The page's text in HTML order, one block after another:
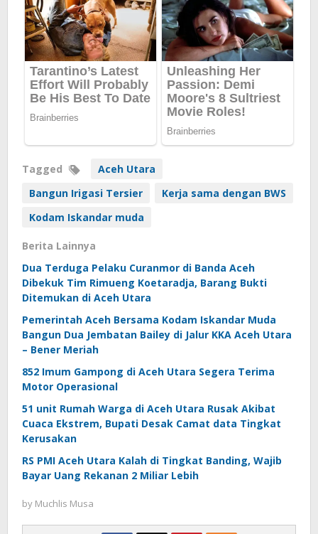
Tagged
Aceh Utara
Bangun Irigasi Tersier
Kerja sama dengan BWS
Kodam Iskandar muda
Berita Lainnya
Dua Terduga Pelaku Curanmor di Banda Aceh
Dibekuk Tim Rimueng Koetaradja, Barang Bukti
Ditemukan di Aceh Utara
Pemerintah Aceh Bersama Kodam Iskandar Muda
Bangun Dua Jembatan Bailey di Jalur KKA Aceh Utara
– Bener Meriah
852 Imum Gampong di Aceh Utara Segera Terima
Motor Operasional
51 unit Rumah Warga di Aceh Utara Rusak Akibat
Cuaca Ekstrem, Bupati Desak Camat data Tingkat
Kerusakan
RS PMI Aceh Utara Kalah di Tingkat Banding, Wajib
Bayar Uang Rekanan 2 Miliar Lebih
by Muchlis Musa